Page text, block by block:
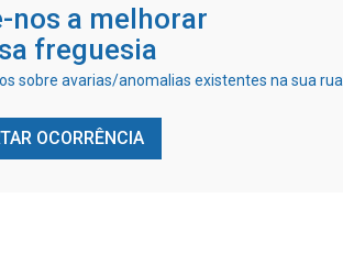
nos a melhorar
freguesia
sobre avarias/anomalias existentes na sua rua.
OCORRÊNCIA